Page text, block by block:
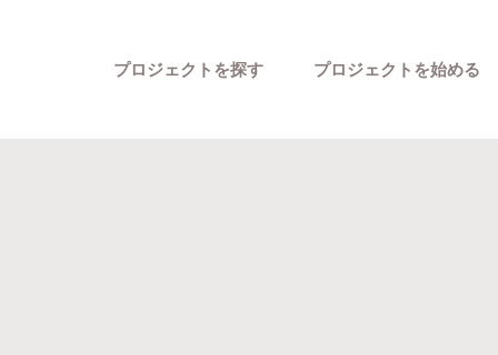
プロジェクトを探す プロジェクトを始める